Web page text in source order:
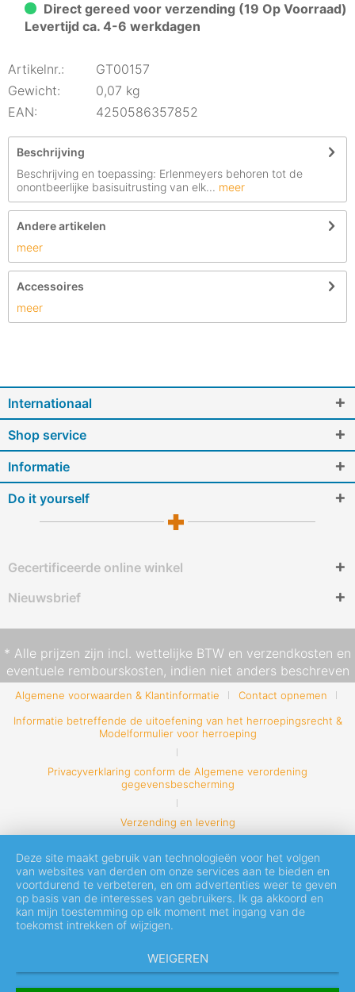
Direct gereed voor verzending (19 Op Voorraad)
Levertijd ca. 4-6 werkdagen
Artikelnr.:
GT00157
Gewicht:
0,07 kg
EAN:
4250586357852
Beschrijving
Beschrijving en toepassing: Erlenmeyers behoren tot de
onontbeerlijke basisuitrusting van elk... meer
Andere artikelen
meer
Accessoires
meer
Internationaal
Shop service
Informatie
Do it yourself
Gecertificeerde online winkel
Nieuwsbrief
* Alle prijzen zijn incl. wettelijke BTW en verzendkosten en
eventuele rembourskosten, indien niet anders beschreven
Algemene voorwaarden & Klantinformatie
Contact opnemen
Informatie betreffende de uitoefening van het herroepingsrecht &
Modelformulier voor herroeping
Privacyverklaring conform de Algemene verordening
gegevensbescherming
Verzending en levering
Deze site maakt gebruik van technologieën voor het volgen
van websites van derden om onze services aan te bieden en
voortdurend te verbeteren, en om advertenties weer te geven
op basis van de interesses van gebruikers. Ik ga akkoord en
kan mijn toestemming op elk moment met ingang van de
toekomst intrekken of wijzigen.
WEIGEREN